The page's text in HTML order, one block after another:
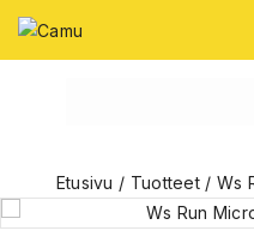
Etusivu / Tuotteet / Ws